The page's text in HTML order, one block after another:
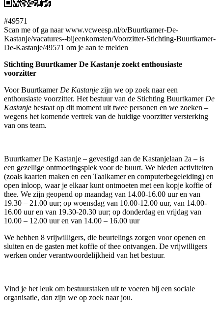
#49571
Scan me of ga naar www.vcweesp.nl/o/Buurtkamer-De-
Kastanje/vacatures--bijeenkomsten/Voorzitter-Stichting-Buurtkamer-
De-Kastanje/49571 om je aan te melden
Stichting Buurtkamer De Kastanje zoekt enthousiaste
voorzitter
Voor Buurtkamer De Kastanje zijn we op zoek naar een
enthousiaste voorzitter. Het bestuur van de Stichting Buurtkamer De
Kastanje bestaat op dit moment uit twee personen en we zoeken –
wegens het komende vertrek van de huidige voorzitter versterking
van ons team.
Buurtkamer De Kastanje – gevestigd aan de Kastanjelaan 2a – is
een gezellige ontmoetingsplek voor de buurt. We bieden activiteiten
(zoals kaarten maken en een Taalkamer en computerbegeleiding) en
open inloop, waar je elkaar kunt ontmoeten met een kopje koffie of
thee. We zijn geopend op maandag van 14.00-16.00 uur en van
19.30 – 21.00 uur; op woensdag van 10.00-12.00 uur, van 14.00-
16.00 uur en van 19.30-20.30 uur; op donderdag en vrijdag van
10.00 – 12.00 uur en van 14.00 – 16.00 uur
We hebben 8 vrijwilligers, die beurtelings zorgen voor openen en
sluiten en de gasten met koffie of thee ontvangen. De vrijwilligers
werken onder verantwoordelijkheid van het bestuur.
Vind je het leuk om bestuurstaken uit te voeren bij een sociale
organisatie, dan zijn we op zoek naar jou.